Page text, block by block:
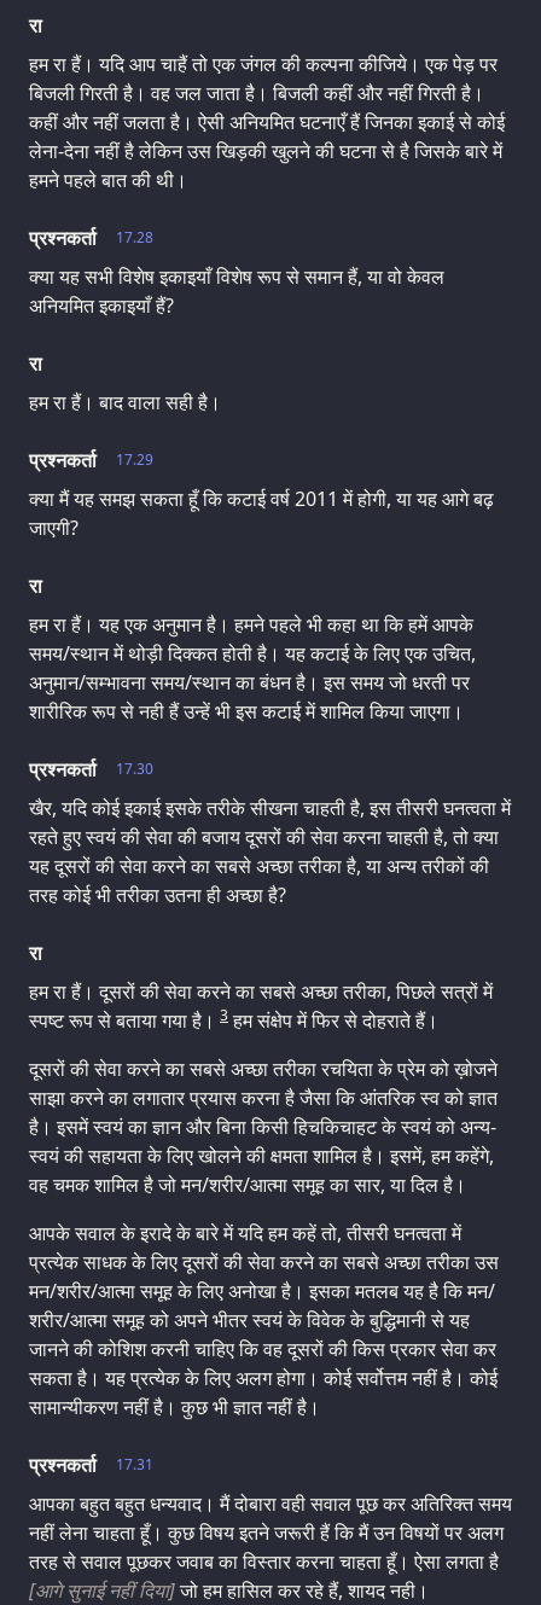
रा
हम रा हैं। यदि आप चाहैं तो एक जंगल की कल्पना कीजिये। एक पेड़ पर
बिजली गिरती है। वह जल जाता है। बिजली कहीं और नहीं गिरती है।
कहीं और नहीं जलता है। ऐसी अनियमित घटनाएँ हैं जिनका इकाई से कोई
लेना-देना नहीं है लेकिन उस खिड़की खुलने की घटना से है जिसके बारे में
हमने पहले बात की थी।
17.28
प्रश्नकर्ता
क्या यह सभी विशेष इकाइयाँ विशेष रूप से समान हैं, या वो केवल
अनियमित इकाइयाँ हैं?
रा
हम रा हैं। बाद वाला सही है।
17.29
प्रश्नकर्ता
क्या मैं यह समझ सकता हूँ कि कटाई वर्ष 2011 में होगी, या यह आगे बढ़
जाएगी?
रा
हम रा हैं। यह एक अनुमान है। हमने पहले भी कहा था कि हमें आपके
समय/स्थान में थोड़ी दिक्कत होती है। यह कटाई के लिए एक उचित,
अनुमान/सम्भावना समय/स्थान का बंधन है। इस समय जो धरती पर
शारीरिक रूप से नही हैं उन्हें भी इस कटाई में शामिल किया जाएगा।
17.30
प्रश्नकर्ता
खैर, यदि कोई इकाई इसके तरीके सीखना चाहती है, इस तीसरी घनत्वता में
रहते हुए स्वयं की सेवा की बजाय दूसरों की सेवा करना चाहती है, तो क्या
यह दूसरों की सेवा करने का सबसे अच्छा तरीका है, या अन्य तरीकों की
तरह कोई भी तरीका उतना ही अच्छा है?
रा
हम रा हैं। दूसरों की सेवा करने का सबसे अच्छा तरीका, पिछले सत्रों में
स्पष्ट रूप से बताया गया है। 3हम संक्षेप में फिर से दोहराते हैं।
दूसरों की सेवा करने का सबसे अच्छा तरीका रचयिता के प्रेम को ख़ोजने
साझा करने का लगातार प्रयास करना है जैसा कि आंतरिक स्व को ज्ञात
है। इसमें स्वयं का ज्ञान और बिना किसी हिचकिचाहट के स्वयं को अन्य-
स्वयं की सहायता के लिए खोलने की क्षमता शामिल है। इसमें, हम कहेंगे,
वह चमक शामिल है जो मन/शरीर/आत्मा समूह का सार, या दिल है।
आपके सवाल के इरादे के बारे में यदि हम कहें तो, तीसरी घनत्वता में
प्रत्येक साधक के लिए दूसरों की सेवा करने का सबसे अच्छा तरीका उस
मन/शरीर/आत्मा समूह के लिए अनोखा है। इसका मतलब यह है कि मन/
शरीर/आत्मा समूह को अपने भीतर स्वयं के विवेक के बुद्धिमानी से यह
जानने की कोशिश करनी चाहिए कि वह दूसरों की किस प्रकार सेवा कर
सकता है। यह प्रत्येक के लिए अलग होगा। कोई सर्वोत्तम नहीं है। कोई
सामान्यीकरण नहीं है। कुछ भी ज्ञात नहीं है।
17.31
प्रश्नकर्ता
आपका बहुत बहुत धन्यवाद। मैं दोबारा वही सवाल पूछ कर अतिरिक्त समय
नहीं लेना चाहता हूँ। कुछ विषय इतने जरूरी हैं कि मैं उन विषयों पर अलग
तरह से सवाल पूछकर जवाब का विस्तार करना चाहता हूँ। ऐसा लगता है
[आगे सुनाई नहीं दिया]जो हम हासिल कर रहे हैं, शायद नही।